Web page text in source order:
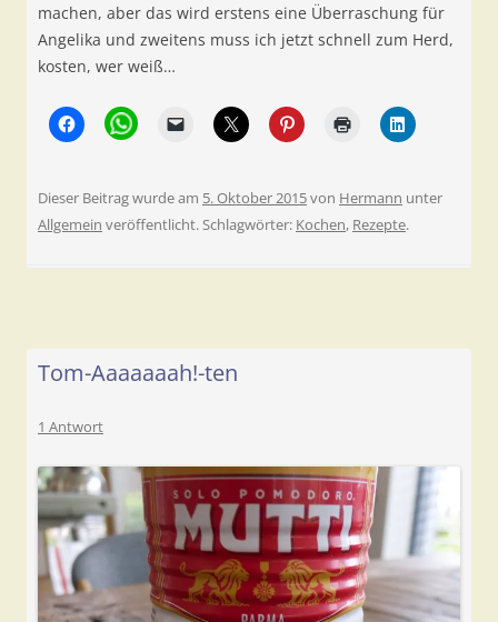
machen, aber das wird erstens eine Überraschung für
Angelika und zweitens muss ich jetzt schnell zum Herd,
kosten, wer weiß…
Dieser Beitrag wurde am 5. Oktober 2015von Hermann unter
Allgemein veröffentlicht. Schlagwörter: Kochen, Rezepte.
Tom-Aaaaaaah!-ten
1 Antwort